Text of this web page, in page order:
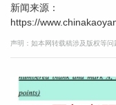
新闻来源：
https://
声明：如本网转载稿涉及版权等